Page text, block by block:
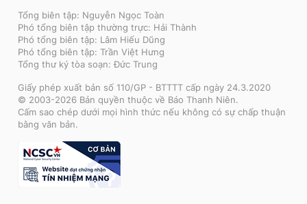
Tổng biên tập: Nguyễn Ngọc Toàn
Phó tổng biên tập thường trực: Hải Thành
Phó tổng biên tập: Lâm Hiếu Dũng
Phó tổng biên tập: Trần Việt Hưng
Tổng thư ký tòa soạn: Đức Trung
Giấy phép xuất bản số 110/GP - BTTTT cấp ngày 24.3.2020
© 2003-2026 Bản quyền thuộc về Báo Thanh Niên.
Cấm sao chép dưới mọi hình thức nếu không có sự chấp thuận
bằng văn bản.